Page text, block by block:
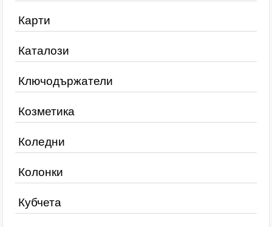
Карти
Каталози
Ключодържатели
Козметика
Коледни
Колонки
Кубчета